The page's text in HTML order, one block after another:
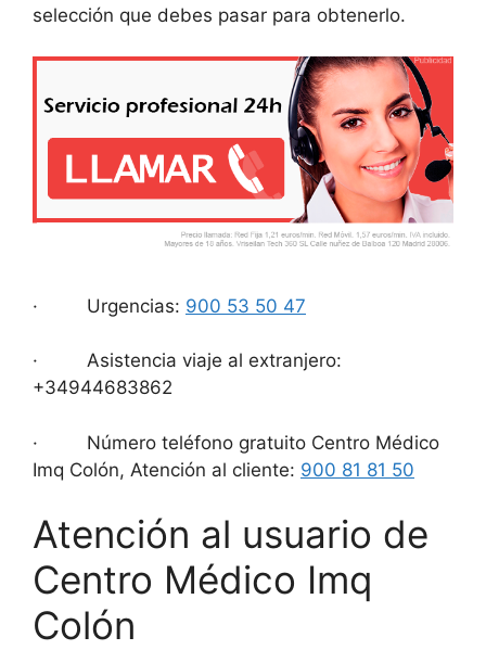
selección que debes pasar para obtenerlo.
· Urgencias: 900 53 50 47
· Asistencia viaje al extranjero:
+34944683862
· Número teléfono gratuito Centro Médico
Imq Colón, Atención al cliente: 900 81 81 50
Atención al usuario de
Centro Médico Imq
Colón